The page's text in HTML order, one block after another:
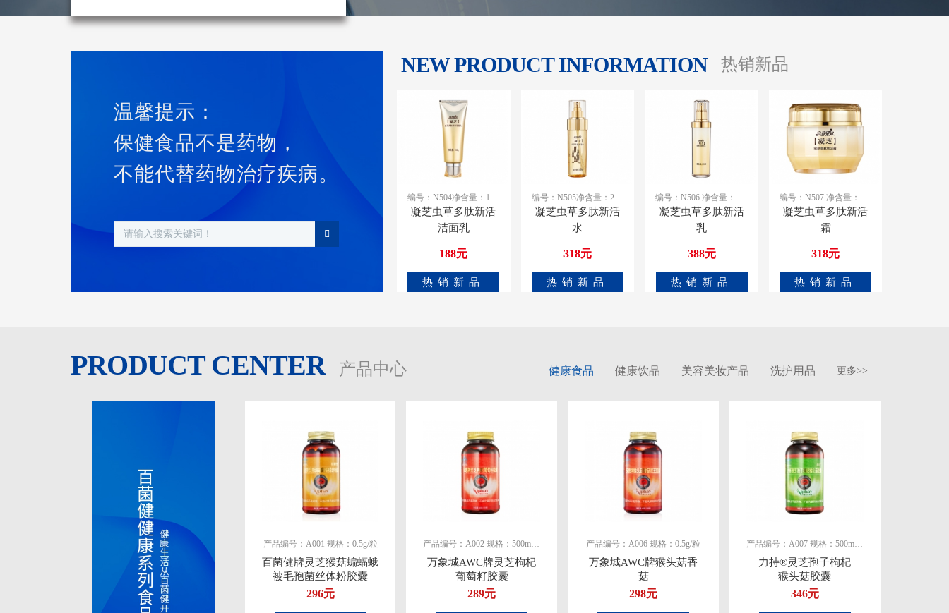
温馨提示：
保健食品不是药物，
不能代替药物治疗疾病。
NEW PRODUCT INFORMATION 热销新品
编号：N504 ​净含量：100g
凝芝虫草多肽新活
洁面乳
188元
热销新品
编号：N505 ​净含量：200ml
凝芝虫草多肽新活
水
318元
热销新品
编号：N506 净含量：120ml
凝芝虫草多肽新活
乳
388元
热销新品
编号：N507 净含量：50g
凝芝虫草多肽新活
霜
318元
热销新品
PRODUCT CENTER 产品中心 健康食品 健康饮品 美容美妆产品 洗护用品 更多>>
产品编号：A001 规格：0.5g/粒
百菌健牌灵芝猴菇蝙蝠蛾
被毛孢菌丝体粉胶囊
296元
产品编号：A002 规格：500mg/粒
万象城AWC牌灵芝枸杞
葡萄籽胶囊
289元
产品编号：A006 规格：0.5g/粒
万象城AWC牌猴头菇香
菇
灵芝胶囊
298元
产品编号：A007 规格：500mg/粒
力持®灵芝孢子枸杞
猴头菇胶囊
346元